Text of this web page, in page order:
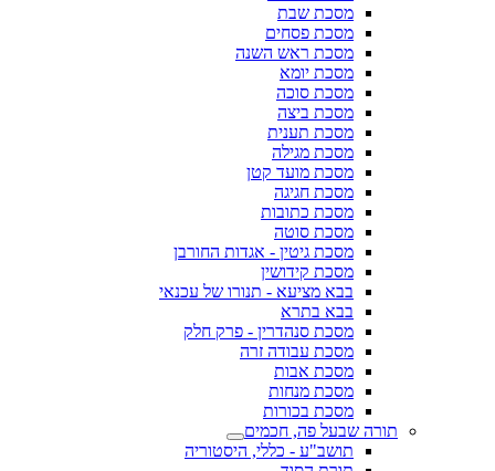
מסכת שבת
מסכת פסחים
מסכת ראש השנה
מסכת יומא
מסכת סוכה
מסכת ביצה
מסכת תענית
מסכת מגילה
מסכת מועד קטן
מסכת חגיגה
מסכת כתובות
מסכת סוטה
מסכת גיטין - אגדות החורבן
מסכת קידושין
בבא מציעא - תנורו של עכנאי
בבא בתרא
מסכת סנהדרין - פרק חלק
מסכת עבודה זרה
מסכת אבות
מסכת מנחות
מסכת בכורות
תורה שבעל פה, חכמים
תושב"ע - כללי, היסטוריה